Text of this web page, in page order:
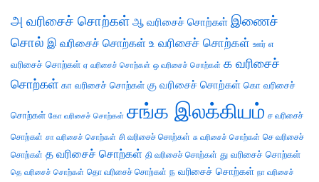
அ வரிசைச் சொற்கள் ஆ வரிசைச் சொற்கள் இணைச்
சொல் இ வரிசைச் சொற்கள் உ வரிசைச் சொற்கள் ஊர் எ
வரிசைச் சொற்கள் ஏ வரிசைச் சொற்கள் ஒ வரிசைச் சொற்கள் க வரிசைச்
சொற்கள் கா வரிசைச் சொற்கள் கு வரிசைச் சொற்கள் கொ வரிசைச்
சொற்கள் கோ வரிசைச் சொற்கள் சங்க இலக்கியம் ச வரிசைச்
சொற்கள் சா வரிசைச் சொற்கள் சி வரிசைச் சொற்கள் சு வரிசைச் சொற்கள் செ வரிசைச்
சொற்கள் த வரிசைச் சொற்கள் தி வரிசைச் சொற்கள் து வரிசைச் சொற்கள்
தெ வரிசைச் சொற்கள் தொ வரிசைச் சொற்கள் ந வரிசைச் சொற்கள் நா வரிசைச்